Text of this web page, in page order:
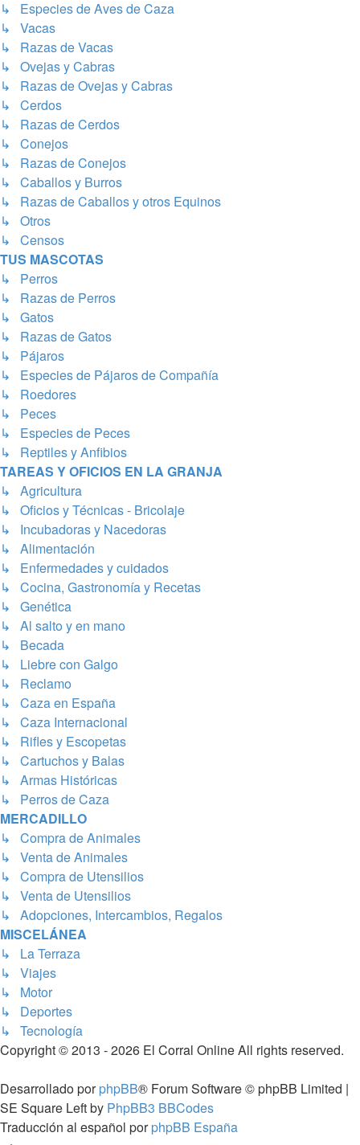
↳ Especies de Aves de Caza
↳ Vacas
↳ Razas de Vacas
↳ Ovejas y Cabras
↳ Razas de Ovejas y Cabras
↳ Cerdos
↳ Razas de Cerdos
↳ Conejos
↳ Razas de Conejos
↳ Caballos y Burros
↳ Razas de Caballos y otros Equinos
↳ Otros
↳ Censos
TUS MASCOTAS
↳ Perros
↳ Razas de Perros
↳ Gatos
↳ Razas de Gatos
↳ Pájaros
↳ Especies de Pájaros de Compañía
↳ Roedores
↳ Peces
↳ Especies de Peces
↳ Reptiles y Anfibios
TAREAS Y OFICIOS EN LA GRANJA
↳ Agricultura
↳ Oficios y Técnicas - Bricolaje
↳ Incubadoras y Nacedoras
↳ Alimentación
↳ Enfermedades y cuidados
↳ Cocina, Gastronomía y Recetas
↳ Genética
↳ Al salto y en mano
↳ Becada
↳ Liebre con Galgo
↳ Reclamo
↳ Caza en España
↳ Caza Internacional
↳ Rifles y Escopetas
↳ Cartuchos y Balas
↳ Armas Históricas
↳ Perros de Caza
MERCADILLO
↳ Compra de Animales
↳ Venta de Animales
↳ Compra de Utensilios
↳ Venta de Utensilios
↳ Adopciones, Intercambios, Regalos
MISCELÁNEA
↳ La Terraza
↳ Viajes
↳ Motor
↳ Deportes
↳ Tecnología
Copyright © 2013 - 2026 El Corral Online All rights reserved.
Desarrollado porphpBB® Forum Software © phpBB Limited |
SE Square Left by PhpBB3 BBCodes
Traducción al español porphpBB España